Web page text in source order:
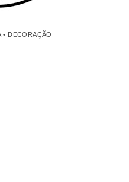
• DECORAÇÃO